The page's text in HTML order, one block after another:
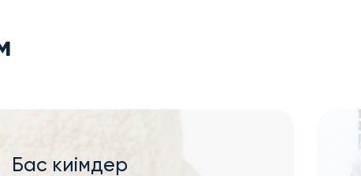
Бас киімдер